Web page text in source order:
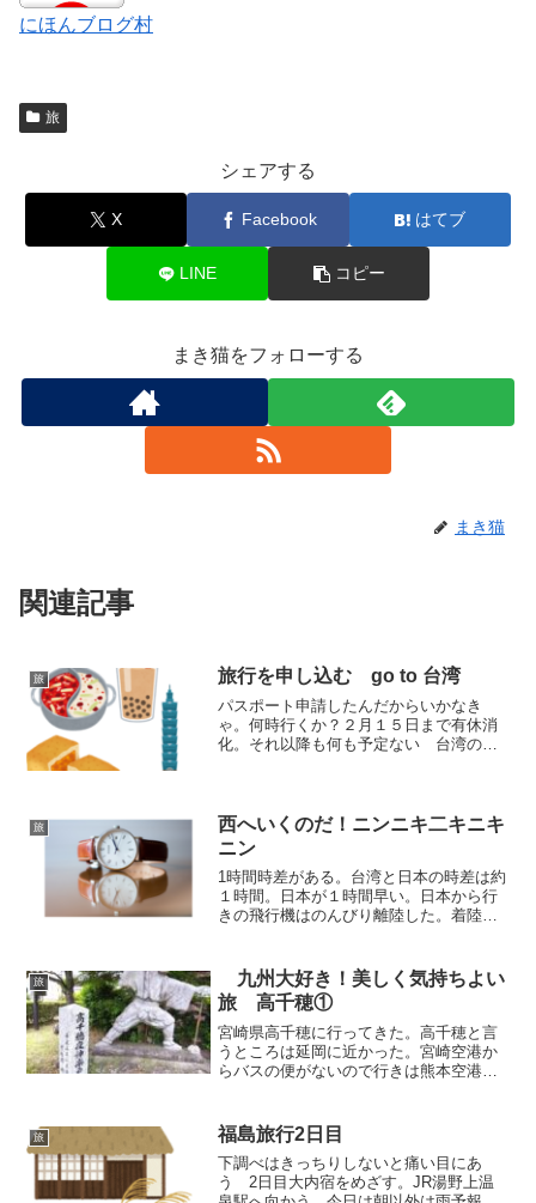
にほんブログ村
旅
シェアする
X Facebook はてブ
LINE コピー
まき猫をフォローする
まき猫
関連記事
旅 旅行を申し込む go to 台湾
パスポート申請したんだからいかなき
ゃ。何時行くか？２月１５日まで有休消
化。それ以降も何も予定ない 台湾のベ
にすごす→昼寝→晩御飯作り...
旅
西へいくのだ！ニンニキ二キニキ
ニン
1時間時差がある。台湾と日本の時差は約
１時間。日本が１時間早い。日本から行
きの飛行機はのんびり離陸した。着陸時
１時間予定時間からオーバーしてる？？
でも誰も騒いでいない。...
旅
九州大好き！美しく気持ちよい
旅 高千穂①
宮崎県高千穂に行ってきた。高千穂と言
うところは延岡に近かった。宮崎空港か
らバスの便がないので行きは熊本空港帰
のテーブルでマダムが話してる言葉が
語尾に けん ってついて...
旅 福島旅行2日目
下調べはきっちりしないと痛い目にあ
う 2日目大内宿をめざす。JR湯野上温